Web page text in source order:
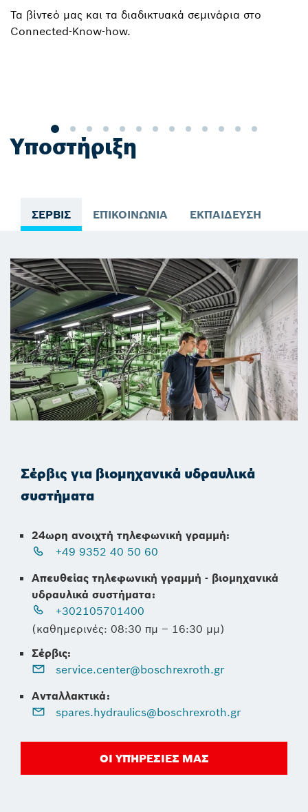
Τα βίντεό μας και τα διαδικτυακά σεμινάρια στο
Connected-Know-how.
Υποστήριξη
ΣΈΡΒΙΣ ΕΠΙΚΟΙΝΩΝΊΑ ΕΚΠΑΊΔΕΥΣΗ
Σέρβις για βιομηχανικά υδραυλικά
συστήματα
24ωρη ανοιχτή τηλεφωνική γραμμή:
+49 9352 40 50 60
Απευθείας τηλεφωνική γραμμή - βιομηχανικά
υδραυλικά συστήματα:
+302105701400
(καθημερινές: 08:30 πμ – 16:30 μμ)
Σέρβις:
service.center@boschrexroth.gr
Ανταλλακτικά:
spares.hydraulics@boschrexroth.gr
ΟΙ ΥΠΗΡΕΣΊΕΣ ΜΑΣ